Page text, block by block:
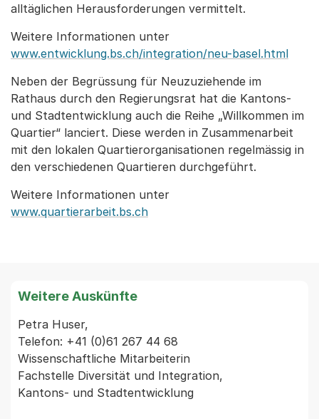
alltäglichen Herausforderungen vermittelt.
Weitere Informationen unter
www.entwicklung.bs.ch/integration/neu-basel.html
Neben der Begrüssung für Neuzuziehende im
Rathaus durch den Regierungsrat hat die Kantons-
und Stadtentwicklung auch die Reihe „Willkommen im
Quartier“ lanciert. Diese werden in Zusammenarbeit
mit den lokalen Quartierorganisationen regelmässig in
den verschiedenen Quartieren durchgeführt.
Weitere Informationen unter
www.quartierarbeit.bs.ch
Weitere Auskünfte
Petra Huser,
Telefon: +41 (0)61 267 44 68
Wissenschaftliche Mitarbeiterin
Fachstelle Diversität und Integration,
Kantons- und Stadtentwicklung